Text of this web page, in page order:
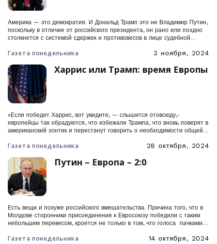
Америка — это демократия. И Дональд Трамп это не Владимир Путин,
поскольку в отличие от российского президента, он рано или поздно
столкнется с системой сдержек и противовесов в лице судебной
системы.
Газета понедельника 3 ноября, 2024
Харрис или Трамп: время Европы
«Если победит Харрис, вот увидите, — слышится отовсюду,-
европейцы так обрадуются, что избежали Трампа, что вновь поверят в
американский зонтик и перестанут говорить о необходимости общей
— многие постараются договориться на двусторонней основе о
стратегической автономии, а то […]
Газета понедельника 28 октября, 2024
Путин – Европа – 2:0
Есть вещи и похуже российского вмешательства. Причина того, что в
Молдове сторонники присоединения к Евросоюзу победили с таким
небольшим перевесом, кроется не только в том, что голоса пачками
избирателей фейковыми новостями.
Газета понедельника 14 октября, 2024